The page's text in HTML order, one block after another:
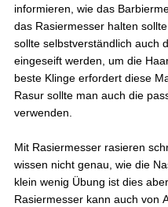
Festes Shampoo & Soap
Deutliche Reduzierung
Kopfhaut juckt nicht
anderes Schampoo mehr.
Sascha
Verifizierter Kunde
Festes Shampoo Anti-
informieren, wie das
das Rasiermesser halten sollte. Neben der richtigen Technik
sollte selbstverständlich auch
eingeseift werden, um die
beste Klinge erfordert diese
Rasur sollte man auch die
verwenden.
Mit Rasiermesser rasieren
wissen nicht genau, wie die
klein wenig Übung ist dies
Rasiermesser kann auch von